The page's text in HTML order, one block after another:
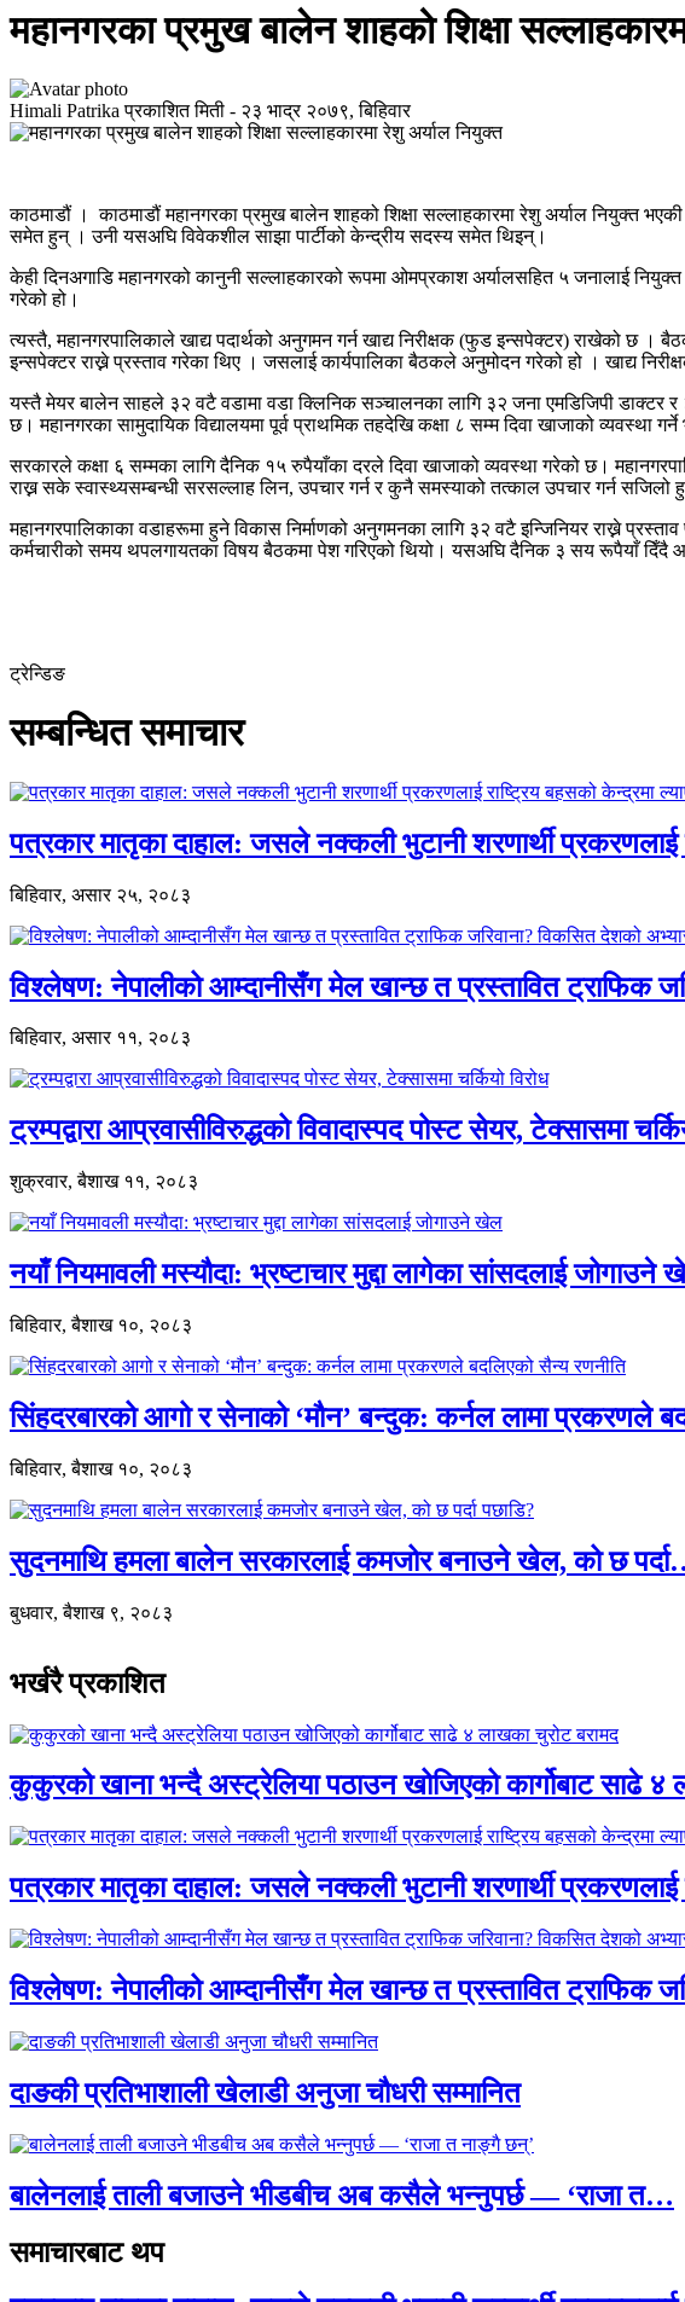
महानगरका प्रमुख बालेन शाहको शिक्षा
Himali Patrika प्रकाशित मिती - २३ भाद्र २०७९, बिहिवार
काठमाडौं । काठमाडौं महानगरका प्रमुख बालेन शाहको शिक्षा सल्लाहकारमा रेशु अर्याल नियुक्त
समेत हुन् । उनी यसअघि विवेकशील साझा पार्टीको केन्द्रीय सदस्य समेत थिइन्।
केही दिनअगाडि महानगरको कानुनी सल्लाहकारको रूपमा ओमप्रकाश अर्यालसहित ५ जनालाई
गरेको हो।
त्यस्तै, महानगरपालिकाले खाद्य पदार्थको अनुगमन गर्न खाद्य निरीक्षक (फुड इन्सपेक्टर) राखेको छ
इन्सपेक्टर राख्ने प्रस्ताव गरेका थिए । जसलाई कार्यपालिका बैठकले अनुमोदन गरेको हो । खाद्य
यस्तै मेयर बालेन साहले ३२ वटै वडामा वडा क्लिनिक सञ्चालनका लागि ३२ जना एमडिजिपी डाक्टर र
छ। महानगरका सामुदायिक विद्यालयमा पूर्व प्राथमिक तहदेखि कक्षा ८ सम्म दिवा खाजाको व्यवस्था
सरकारले कक्षा ६ सम्मका लागि दैनिक १५ रुपैयाँका दरले दिवा खाजाको व्यवस्था गरेको छ।
राख्न सके स्वास्थ्यसम्बन्धी सरसल्लाह लिन, उपचार गर्न र कुनै समस्याको तत्काल उपचार गर्न सजिलो
महानगरपालिकाका वडाहरूमा हुने विकास निर्माणको अनुगमनका लागि ३२ वटै इन्जिनियर राख्ने
कर्मचारीको समय थपलगायतका विषय बैठकमा पेश गरिएको थियो। यसअघि दैनिक ३ सय रूपैयाँ दिँदै
ट्रेन्डिङ
सम्बन्धित समाचार
पत्रकार मातृका दाहाल: जसले नक्कली भुटानी शरणार्थी
बिहिवार, असार २५, २०८३
विश्लेषण: नेपालीको आम्दानीसँग मेल खान्छ त प्रस्तावित ट्राफिक
बिहिवार, असार ११, २०८३
ट्रम्पद्वारा आप्रवासीविरुद्धको विवादास्पद पोस्ट सेयर, टेक्सासमा
शुक्रवार, बैशाख ११, २०८३
नयाँ नियमावली मस्यौदा: भ्रष्टाचार मुद्दा लागेका सांसदलाई जोगाउने
बिहिवार, बैशाख १०, २०८३
सिंहदरबारको आगो र सेनाको ‘मौन’ बन्दुक: कर्नल लामा प्रकरणले
बिहिवार, बैशाख १०, २०८३
सुदनमाथि हमला बालेन सरकारलाई कमजोर बनाउने खेल, को छ
बुधवार, बैशाख ९, २०८३
भर्खरै प्रकाशित
कुकुरको खाना भन्दै अस्ट्रेलिया पठाउन खोजिएको कार्गोबाट साढे
पत्रकार मातृका दाहाल: जसले नक्कली भुटानी शरणार्थी
विश्लेषण: नेपालीको आम्दानीसँग मेल खान्छ त प्रस्तावित ट्राफिक
दाङकी प्रतिभाशाली खेलाडी अनुजा चौधरी सम्मानित
बालेनलाई ताली बजाउने भीडबीच अब कसैले भन्नुपर्छ — ‘राजा त…
समाचारबाट थप